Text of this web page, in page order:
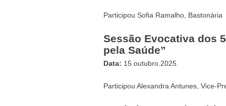
Participou Sofia Ramalho, Bastonária
Sessão Evocativa dos
pela Saúde”
Data: 15.outubro.2025
Participou Alexandra Antunes, Vice-